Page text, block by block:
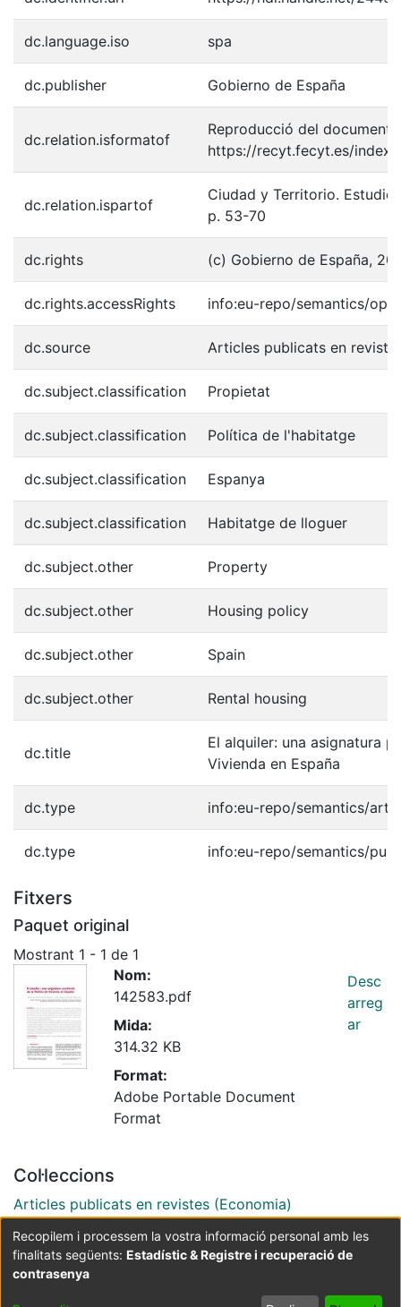
dc.language.iso spa
dc.publisher Gobierno de España
dc.relation.isformatof
Reproducció del document
https://recyt.fecyt.es/
dc.relation.ispartof
Ciudad y Territorio.
p. 53-70
dc.rights (c) Gobierno de España,
dc.rights.accessRights info:eu-repo/semantics/
dc.source Articles publicats en
dc.subject.classification Propietat
dc.subject.classification Política de l'habitatge
dc.subject.classification Espanya
dc.subject.classification Habitatge de lloguer
dc.subject.other Property
dc.subject.other Housing policy
dc.subject.other Spain
dc.subject.other Rental housing
dc.title
El alquiler: una asignatura
Vivienda en España
dc.type info:eu-repo/semantics/
dc.type info:eu-repo/semantics/
Fitxers
Paquet original
Mostrant 1 - 1 de 1
Nom:
142583.pdf
Mida:
314.32 KB
Format:
Adobe Portable Document
Format
Desc
arreg
ar
Col·leccions
Articles publicats en revistes (Economia)
Coordinació:CRAI UB Avís legal
Metadades
subjectes a:
Configuració
Recopilem i processem la vostra informació personal amb les
finalitats següents: Estadístic & Registre i recuperació de
contrasenya